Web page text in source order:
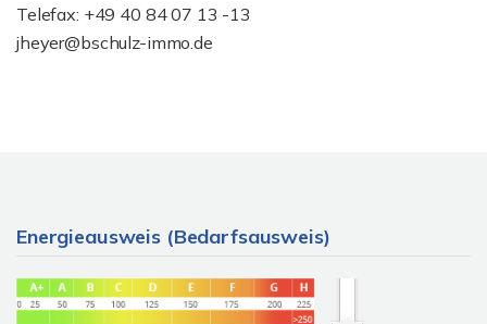
Telefax: +49 40 84 07 13 -13
jheyer@bschulz-immo.de
Energieausweis (Bedarfsausweis)